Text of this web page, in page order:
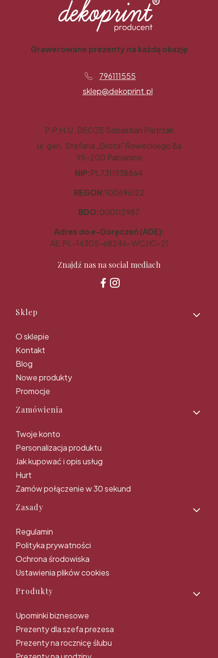
Grawerowane prezenty na każdą okazję
796111555
sklep@dekoprint.pl
P.P.H.U. DEOZE Sebastian Pietrzak
ul. gen. Stefana „Grota” Roweckiego 8a
95-200 Pabianice
NIP:PL7311938864
REGON:100696122
BDO:000112987
Adres do e-Doręczeń (ADE):
AE:PL-14305-68246-WCJJC-21
Znajdź nas na social mediach
Linki w stopce
Sklep
O sklepie
Kontakt
Blog
Nowe produkty
Promocje
Zamówienia
Twoje konto
Personalizacja produktu
Jak kupować i opis usług
Hurt
Zamów połączenie w 30 sekund
Zasady
Regulamin
Polityka prywatności
Ochrona środowiska
Ustawienia plików cookies
Produkty
Upominki biznesowe
Prezenty dla szefa prezesa
Prezenty na rocznicę ślubu